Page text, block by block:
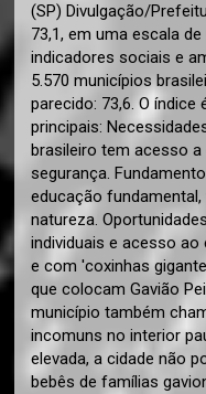
(SP) Divulgação/
73,1, em uma escala
indicadores sociais e
5.570 municípios
parecido: 73,6. O
principais:
brasileiro tem acesso a
segurança.
educação
natureza.
individuais e acesso ao
e com 'coxinhas
que colocam Gavião
município também
incomuns no interior
elevada, a cidade não
bebês de famílias